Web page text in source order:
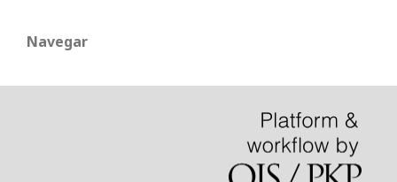
Navegar